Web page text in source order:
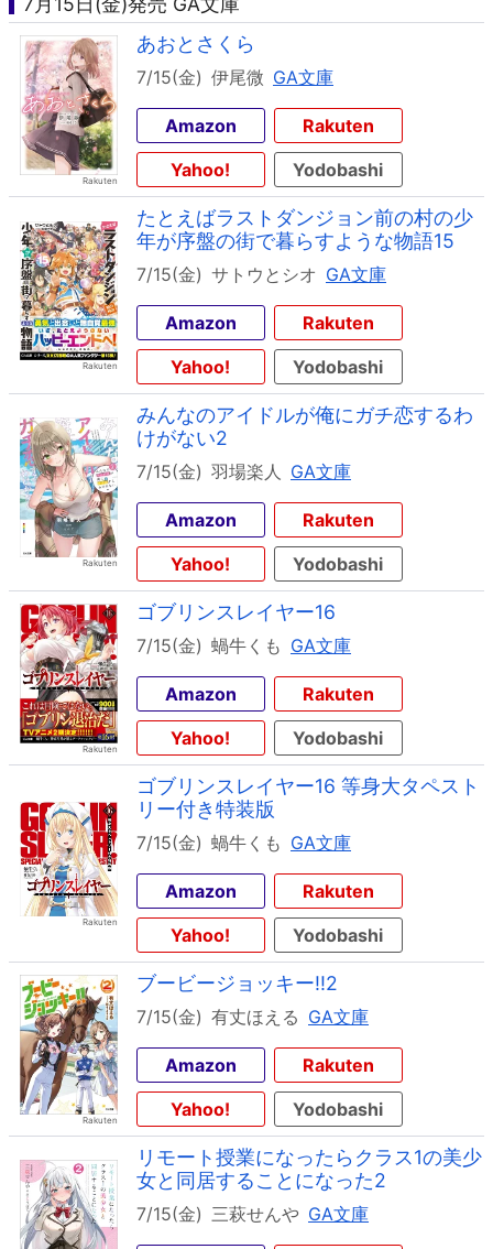
あおとさくら
7/15(金) 伊尾微 GA文庫
Amazon
Rakuten
Yahoo!
Yodobashi
たとえばラストダンジョン前の村の少
年が序盤の街で暮らすような物語15
7/15(金) サトウとシオ GA文庫
Amazon
Rakuten
Yahoo!
Yodobashi
みんなのアイドルが俺にガチ恋するわ
けがない2
7/15(金) 羽場楽人 GA文庫
Amazon
Rakuten
Yahoo!
Yodobashi
ゴブリンスレイヤー16
7/15(金) 蝸牛くも GA文庫
Amazon
Rakuten
Yahoo!
Yodobashi
ゴブリンスレイヤー16 等身大タペスト
リー付き特装版
7/15(金) 蝸牛くも GA文庫
Amazon
Rakuten
Yahoo!
Yodobashi
ブービージョッキー!!2
7/15(金) 有丈ほえる GA文庫
Amazon
Rakuten
Yahoo!
Yodobashi
リモート授業になったらクラス1の美少
女と同居することになった2
7/15(金) 三萩せんや GA文庫